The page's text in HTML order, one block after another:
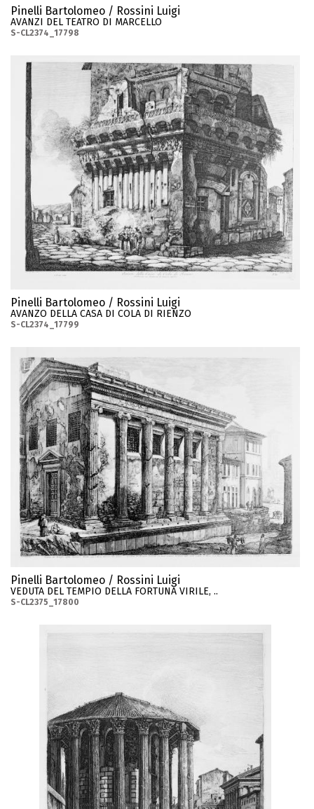
Pinelli Bartolomeo / Rossini Luigi
AVANZI DEL TEATRO DI MARCELLO
S-CL2374_17798
Pinelli Bartolomeo / Rossini Luigi
AVANZO DELLA CASA DI COLA DI RIENZO
S-CL2374_17799
Pinelli Bartolomeo / Rossini Luigi
VEDUTA DEL TEMPIO DELLA FORTUNA VIRILE, ..
S-CL2375_17800